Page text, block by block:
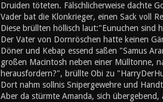
Druiden töteten. Fälschlicherweise dachte
Vader bat die Klonkrieger, einen Sack voll
Diese brüllten höllisch laut:"Eunuchen sind
Der Vater von Dornröschen hatte keinen
Döner und Kebap essend saßen "Samus
großen Macintosh neben einer Mülltonne,
herausfordern?", brüllte Obi zu
Dort nahm sollnis Snipergewehre und
Aber da stürmte Amanda, sich